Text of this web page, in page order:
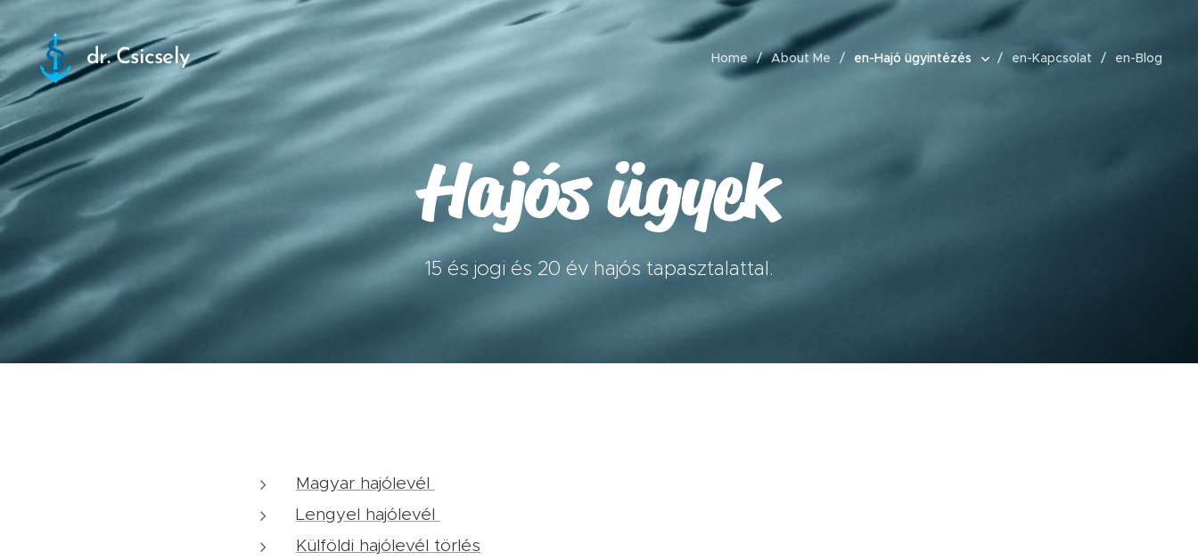
dr. Csicsely Home About Me en-Hajó ügyintézés en-Kapcsolat en-Blog
Hajós ügyek
15 és jogi és 20 év hajós tapasztalattal.
Magyar hajólevél
Lengyel hajólevél
Külföldi hajólevél törlés